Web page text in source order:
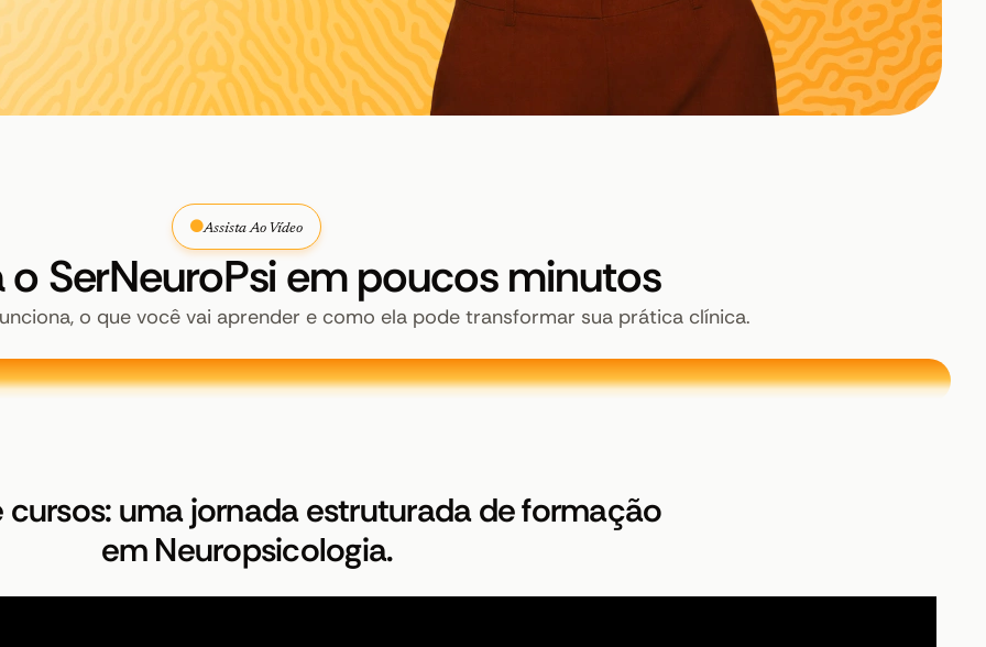
Assista Ao Vídeo
SerNeuroPsi em poucos minutos
o que você vai aprender e como ela pode transformar sua prática clínica.
cursos: uma jornada estruturada de formação
em Neuropsicologia.